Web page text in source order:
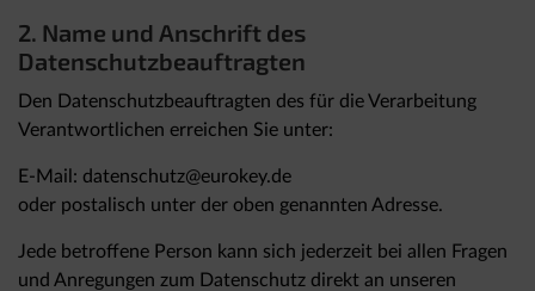
2. Name und Anschrift des
Datenschutzbeauftragten
Den Datenschutzbeauftragten des für die Verarbeitung
Verantwortlichen erreichen Sie unter:
E-Mail: datenschutz@eurokey.de
oder postalisch unter der oben genannten Adresse.
Jede betroffene Person kann sich jederzeit bei allen Fragen
und Anregungen zum Datenschutz direkt an unseren